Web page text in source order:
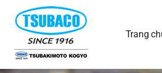
Trang